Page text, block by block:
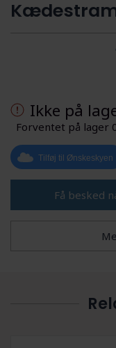
Ikke på
Forventet på lager
Tilføj til Ønskeskyen
Få besked